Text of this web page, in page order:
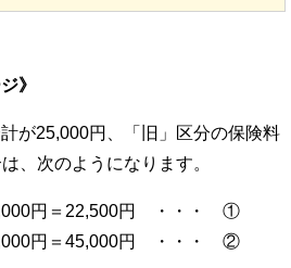
》
が25,000円、「旧」区分の保険料
、次のようになります。
円＝22,500円 ・・・ ①
円＝45,000円 ・・・ ②